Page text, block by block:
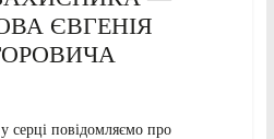
ЄВГЕНІЯ
серці повідомляємо про